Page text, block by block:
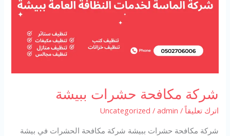
شركة مكافحة حشرات ببيشة
اترك تعليقاً /
Uncategorized / admin
شركة مكافحة حشرات ببيشة شركة مكافحة الحشرات في بيشة